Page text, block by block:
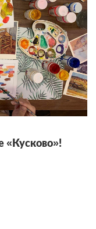
«Кусково»!